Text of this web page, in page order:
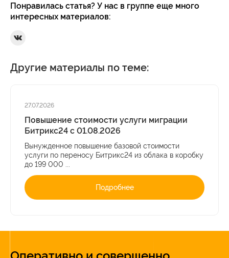
Понравилась статья? У нас в группе еще много
интересных материалов:
Ссылка на Вконтакте
Другие материалы по теме:
27.07.2026
Повышение стоимости услуги миграции
Битрикс24 с 01.08.2026
Вынужденное повышение базовой стоимости
услуги по переносу Битрикс24 из облака в коробку
до 199 000 ...
Подробнее